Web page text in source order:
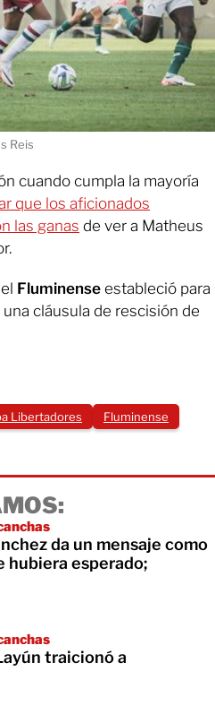
Reis
cuando cumpla la mayoría
que los aficionados
las ganas de ver a Matheus
Fluminense estableció para
cláusula de rescisión de
Libertadores
Fluminense
da un mensaje como
hubiera esperado;
traicionó a